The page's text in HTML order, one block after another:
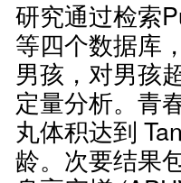
研究通过检索
等四个数据库
男孩，对男孩
定量分析。青
丸体积达到
龄。次要结果